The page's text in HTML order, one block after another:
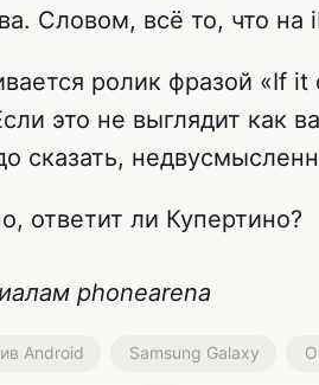
Словом, всё то, что на
ролик фразой «If
это не выглядит как
сказать,
ответит ли Купертино?
phonearena
Android Samsung Galaxy